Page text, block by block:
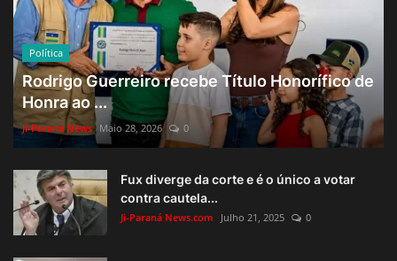
Política
Rodrigo Guerreiro recebe Título Honorífico de
Honra ao ...
Ji-Paraná News Maio 28, 2026 0
Fux diverge da corte e é o único a votar
contra cautela...
Ji-Paraná News.com Julho 21, 2025 0